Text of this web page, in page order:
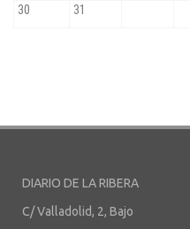
DIARIO DE LA RIBERA
C/ Valladolid, 2, Bajo